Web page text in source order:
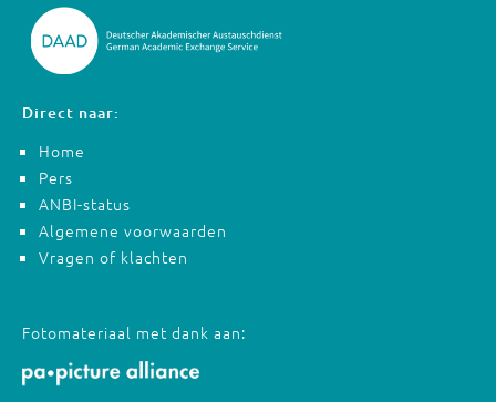
Direct naar:
Home
Pers
ANBI-status
Algemene voorwaarden
Vragen of klachten
Fotomateriaal met dank aan: